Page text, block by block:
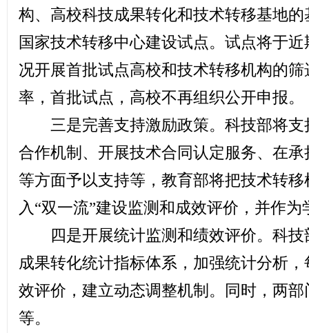
构、高校科技成果转化和技术转移基地
国家技术转移中心建设试点。试点将于
况开展首批试点高校和技术转移机构的
率，首批试点，高校不再组织公开申报。
三是完善支持激励政策。科技部将支
合作机制、开展技术合同认定服务、在
等方面予以支持等，教育部将把技术转
入“双一流”建设监测和成效评价，并作
四是开展统计监测和绩效评价。科技
成果转化统计指标体系，加强统计分析
效评价，建立动态调整机制。同时，两
等。